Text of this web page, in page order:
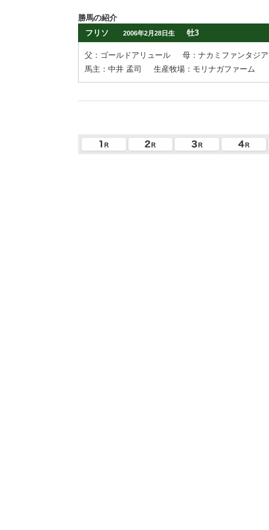
勝馬の紹介
フリソ
2006年2月28日生 牡3
父：ゴールドアリュール
母：ナカミファンタジア
馬主：中井 孟司
生産牧場：モリナガファーム